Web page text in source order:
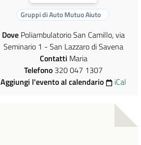
Gruppi di Auto Mutuo Aiuto
Dove Poliambulatorio San Camillo, via
Seminario 1 - San Lazzaro di Savena
Contatti Maria
Telefono 320 047 1307
Aggiungi l'evento al calendario
iCal